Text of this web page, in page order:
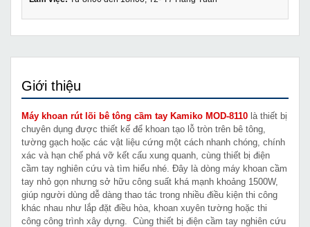
Giới thiệu
Máy khoan rút lõi bê tông cầm tay Kamiko MOD-8110 là thiết bị
chuyên dụng được thiết kế để khoan tạo lỗ tròn trên bê tông,
tường gạch hoặc các vật liệu cứng một cách nhanh chóng, chính
xác và hạn chế phá vỡ kết cấu xung quanh, cùng thiết bị điện
cầm tay nghiên cứu và tìm hiểu nhé. Đây là dòng máy khoan cầm
tay nhỏ gọn nhưng sở hữu công suất khá mạnh khoảng 1500W,
giúp người dùng dễ dàng thao tác trong nhiều điều kiện thi công
khác nhau như lắp đặt điều hòa, khoan xuyên tường hoặc thi
công công trình xây dựng. Cùng thiết bị điện cầm tay nghiên cứu